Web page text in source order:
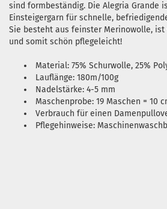
sind formbeständig. Die Alegria Grande
Einsteigergarn für schnelle,
Sie besteht aus feinster Merinowolle,
und somit schön pflegeleicht!
Material: 75% Schurwolle, 25%
Lauflänge: 180m/100g
Nadelstärke: 4-5 mm
Maschenprobe: 19 Maschen = 10
Verbrauch für einen
Pflegehinweise: